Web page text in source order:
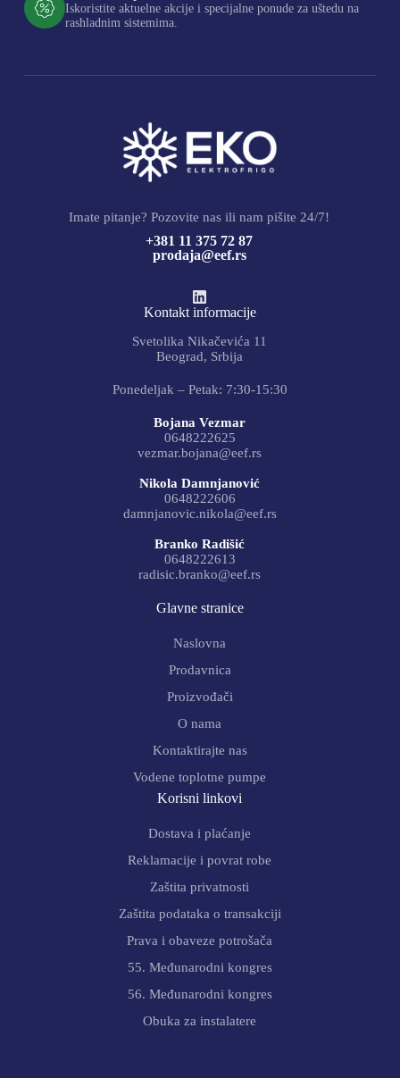
Iskoristite aktuelne akcije i specijalne ponude za uštedu na
rashladnim sistemima.
Imate pitanje? Pozovite nas ili nam pišite 24/7!
+381 11 375 72 87
prodaja@eef.rs
Kontakt informacije
Svetolika Nikačevića 11
Beograd, Srbija
Ponedeljak – Petak: 7:30-15:30
Bojana Vezmar
0648222625
vezmar.bojana@eef.rs
Nikola Damnjanović
0648222606
damnjanovic.nikola@eef.rs
Branko Radišić
0648222613
radisic.branko@eef.rs
Glavne stranice
Naslovna
Prodavnica
Proizvođači
O nama
Kontaktirajte nas
Vodene toplotne pumpe
Korisni linkovi
Dostava i plaćanje
Reklamacije i povrat robe
Zaštita privatnosti
Zaštita podataka o transakciji
Prava i obaveze potrošača
55. Međunarodni kongres
56. Međunarodni kongres
Obuka za instalatere